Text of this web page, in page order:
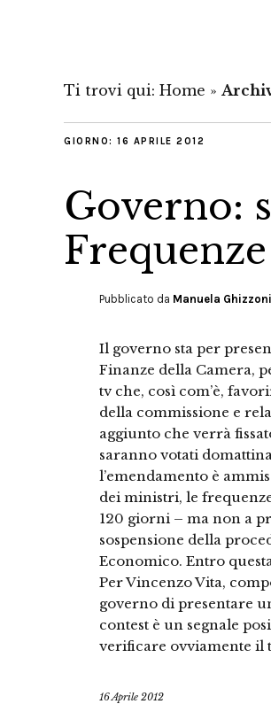
Ti trovi qui: Home »
GIORNO: 16 APRILE 2012
Governo:
Pubblicato da Manuela Ghizzoni
Il governo sta per
Finanze della Camera,
tv che, così com’è,
della commissione e
aggiunto che verrà
saranno votati
l’emendamento è
dei ministri, le
120 giorni – ma non a
sospensione della
Economico. Entro
Per Vincenzo Vita,
governo di presentare
contest è un segnale
verificare ovviamente il
16 Aprile 2012